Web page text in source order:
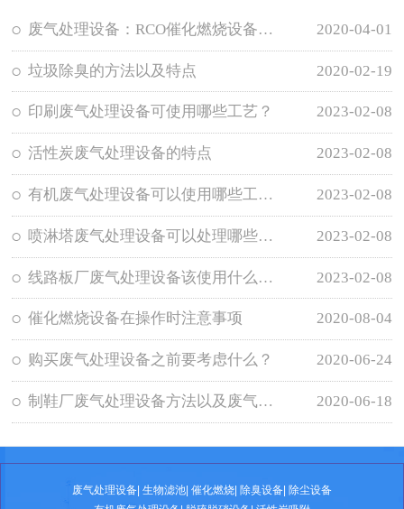
废气处理设备：RCO催化燃烧设备是如何运行工作的？ 2020-04-01
垃圾除臭的方法以及特点 2020-02-19
印刷废气处理设备可使用哪些工艺？ 2023-02-08
活性炭废气处理设备的特点 2023-02-08
有机废气处理设备可以使用哪些工艺？ 2023-02-08
喷淋塔废气处理设备可以处理哪些废气？ 2023-02-08
线路板厂废气处理设备该使用什么工艺？ 2023-02-08
催化燃烧设备在操作时注意事项 2020-08-04
购买废气处理设备之前要考虑什么？ 2020-06-24
制鞋厂废气处理设备方法以及废气危害 2020-06-18
废气处理设备| 生物滤池| 催化燃烧| 除臭设备| 除尘设备